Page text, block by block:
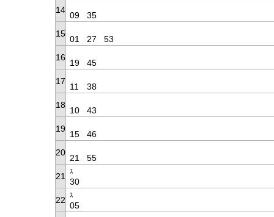
14
09
35
15
01 27
53
16
19
45
17
11
38
18
10
43
19
15
46
20
21
55
21
ｽ
30
22
ｽ
05